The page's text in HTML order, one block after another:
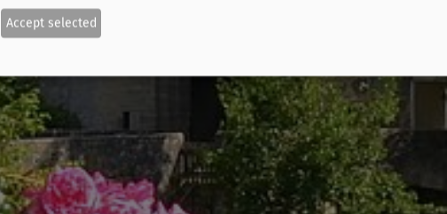
Accept selected